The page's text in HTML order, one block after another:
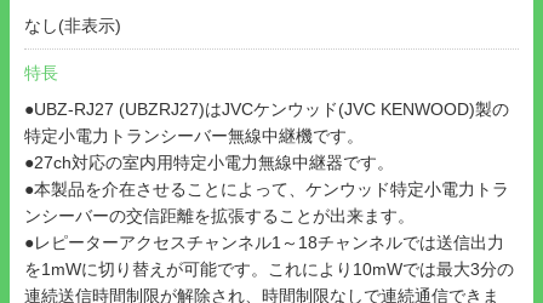
なし(非表示)
特長
●UBZ-RJ27 (UBZRJ27)はJVCケンウッド(JVC KENWOOD)製の
特定小電力トランシーバー無線中継機です。
●27ch対応の室内用特定小電力無線中継器です。
●本製品を介在させることによって、ケンウッド特定小電力トラ
ンシーバーの交信距離を拡張することが出来ます。
●レピーターアクセスチャンネル1～18チャンネルでは送信出力
を1mWに切り替えが可能です。これにより10mWでは最大3分の
連続送信時間制限が解除され、時間制限なしで連続通信できま